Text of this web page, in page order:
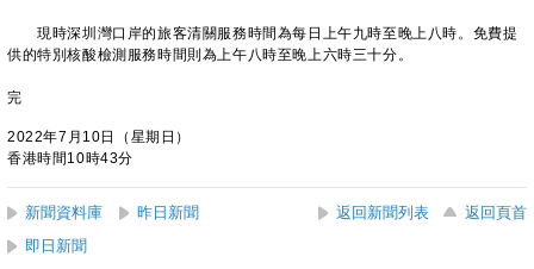
現時深圳灣口岸的旅客清關服務時間為每日上午九時至晚上八時。免費提
供的特別核酸檢測服務時間則為上午八時至晚上六時三十分。
完
2022年7月10日（星期日）
香港時間10時43分
新聞資料庫 昨日新聞 返回新聞列表
返回頁首
即日新聞